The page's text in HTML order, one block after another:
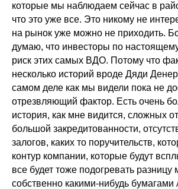
которые мы наблюдаем сейчас в
что это уже все. Это никому не
на рынок уже можно не приходить.
думаю, что инвесторы по
риск этих самых ВДО. Потому что
несколько историй вроде Дяди
самом деле как мы видели пока не
отрезвляющий фактор. Есть очень
история, как мне видится, сложных
большой закредитованности,
залогов, каких то поручительств,
контур компании, которые будут
все будет тоже подогревать
собственно какими-нибудь